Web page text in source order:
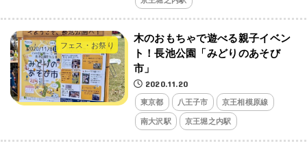
フェス・お祭り
木のおもちゃで遊べる親子イベン
ト！長池公園「みどりのあそび
市」
2020.11.20
東京都 八王子市 京王相模原線
南大沢駅 京王堀之内駅